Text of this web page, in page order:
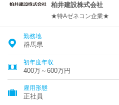
柏井建設株式会社
★特Aゼネコン企業★
勤務地
群馬県
初年度年収
400万～600万円
雇用形態
正社員